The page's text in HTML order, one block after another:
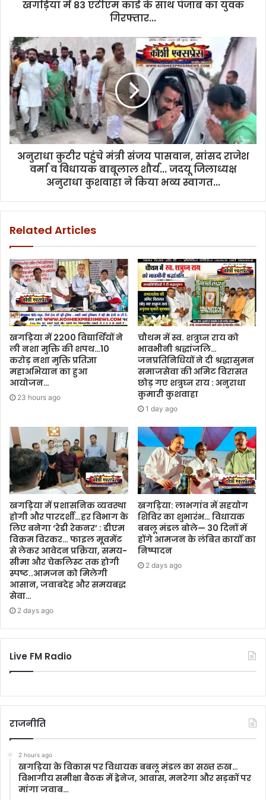
खगड़िया में 83 एटीएम कार्ड के साथ पंजाब का युवक
गिरफ्तार...
अनुराधा कुटीर पहुंचे मंत्री संजय पासवान, सांसद राजेश
वर्मा व विधायक बाबूलाल शौर्य... जदयू जिलाध्यक्ष
अनुराधा कुशवाहा ने किया भव्य स्वागत...
Related Articles
खगड़िया में 2200 विद्यार्थियों ने
ली नशा मुक्ति की शपथ…10
करोड़ नशा मुक्ति प्रतिज्ञा
महाअभियान का हुआ
आयोजन…
23 hours ago
चौथम में स्व. शत्रुघ्न राय को
भावभीनी श्रद्धांजलि…
जनप्रतिनिधियों ने दी श्रद्धासुमन
समाजसेवा की अमिट विरासत
छोड़ गए शत्रुघ्न राय : अनुराधा
कुमारी कुशवाहा
1 day ago
खगड़िया में प्रशासनिक व्यवस्था
होगी और पारदर्शी…हर विभाग के
लिए बनेगा ‘रेडी रेकनर’ : डीएम
विक्रम विरकर… फाइल मूवमेंट
से लेकर आवेदन प्रक्रिया, समय-
सीमा और चेकलिस्ट तक होगी
स्पष्ट..आमजन को मिलेगी
आसान, जवाबदेह और समयबद्ध
सेवा…
2 days ago
खगड़िया: लाभगांव में सहयोग
शिविर का शुभारंभ… विधायक
बबलू मंडल बोले— 30 दिनों में
होंगे आमजन के लंबित कार्यों का
निष्पादन
2 days ago
Live FM Radio
राजनीति
2 hours ago
खगड़िया के विकास पर विधायक बबलू मंडल का सख्त रुख…
विभागीय समीक्षा बैठक में ड्रेनेज, आवास, मनरेगा और सड़कों पर
मांगा जवाब…